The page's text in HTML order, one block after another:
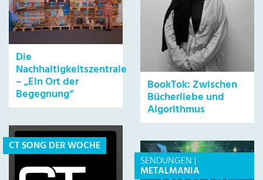
Die
Nachhaltigkeitszentrale
– „Ein Ort der
Begegnung“
CT SONG DER WOCHE
BookTok: Zwischen
Bücherliebe und
Algorithmus
SENDUNGEN |
METALMANIA